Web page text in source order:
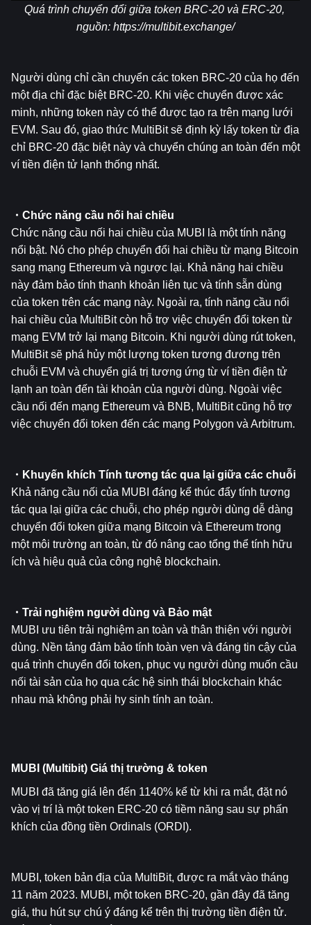
Quá trình chuyển đổi giữa token BRC-20 và ERC-20,
nguồn: https://multibit.exchange/
Người dùng chỉ cần chuyển các token BRC-20 của họ đến
một địa chỉ đặc biệt BRC-20. Khi việc chuyển được xác
minh, những token này có thể được tạo ra trên mạng lưới
EVM. Sau đó, giao thức MultiBit sẽ định kỳ lấy token từ địa
chỉ BRC-20 đặc biệt này và chuyển chúng an toàn đến một
ví tiền điện tử lạnh thống nhất.
・Chức năng cầu nối hai chiều
Chức năng cầu nối hai chiều của MUBI là một tính năng
nổi bật. Nó cho phép chuyển đổi hai chiều từ mạng Bitcoin
sang mạng Ethereum và ngược lại. Khả năng hai chiều
này đảm bảo tính thanh khoản liên tục và tính sẵn dùng
của token trên các mạng này. Ngoài ra, tính năng cầu nối
hai chiều của MultiBit còn hỗ trợ việc chuyển đổi token từ
mạng EVM trở lại mạng Bitcoin. Khi người dùng rút token,
MultiBit sẽ phá hủy một lượng token tương đương trên
chuỗi EVM và chuyển giá trị tương ứng từ ví tiền điện tử
lạnh an toàn đến tài khoản của người dùng. Ngoài việc
cầu nối đến mạng Ethereum và BNB, MultiBit cũng hỗ trợ
việc chuyển đổi token đến các mạng Polygon và Arbitrum.
・Khuyến khích Tính tương tác qua lại giữa các chuỗi
Khả năng cầu nối của MUBI đáng kể thúc đẩy tính tương
tác qua lại giữa các chuỗi, cho phép người dùng dễ dàng
chuyển đổi token giữa mạng Bitcoin và Ethereum trong
một môi trường an toàn, từ đó nâng cao tổng thể tính hữu
ích và hiệu quả của công nghệ blockchain.
・Trải nghiệm người dùng và Bảo mật
MUBI ưu tiên trải nghiệm an toàn và thân thiện với người
dùng. Nền tảng đảm bảo tính toàn vẹn và đáng tin cậy của
quá trình chuyển đổi token, phục vụ người dùng muốn cầu
nối tài sản của họ qua các hệ sinh thái blockchain khác
nhau mà không phải hy sinh tính an toàn.
MUBI (Multibit) Giá thị trường & token
MUBI đã tăng giá lên đến 1140% kể từ khi ra mắt, đặt nó
vào vị trí là một token ERC-20 có tiềm năng sau sự phấn
khích của đồng tiền Ordinals (ORDI).
MUBI, token bản địa của MultiBit, được ra mắt vào tháng
11 năm 2023. MUBI, một token BRC-20, gần đây đã tăng
giá, thu hút sự chú ý đáng kể trên thị trường tiền điện tử.